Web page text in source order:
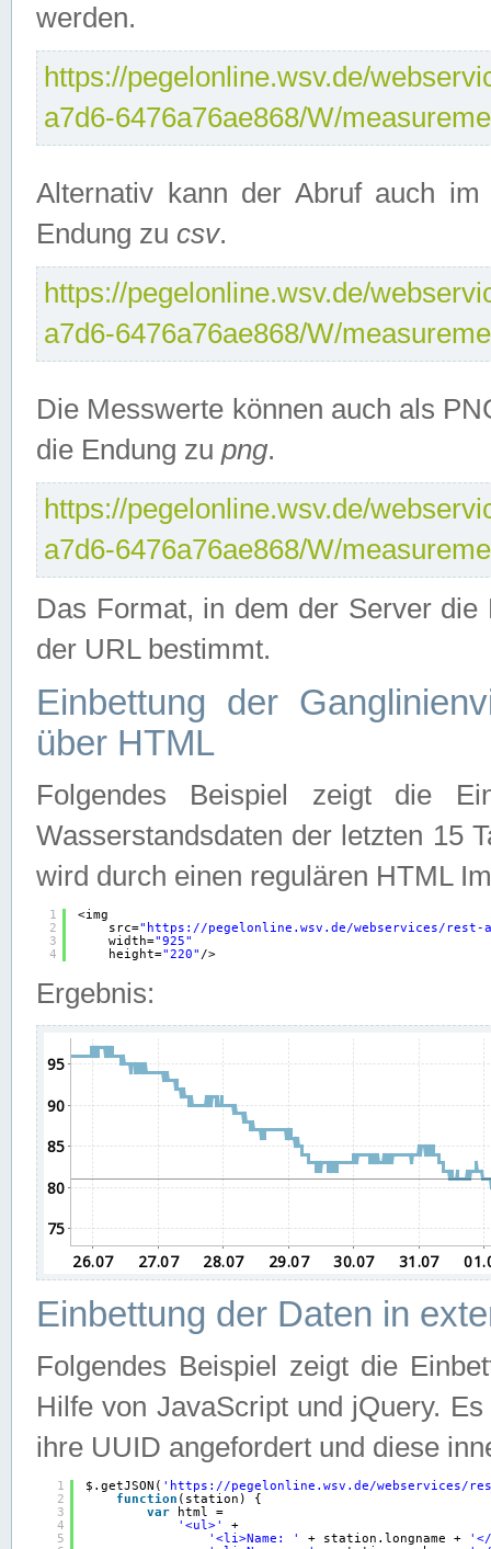
werden.
https://pegelonline.wsv.de/
a7d6-6476a76ae868/W/
Alternativ kann der Abruf auch
Endung zu csv.
https://pegelonline.wsv.de/
a7d6-6476a76ae868/W/
Die Messwerte können auch als
die Endung zu png.
https://pegelonline.wsv.de/
a7d6-6476a76ae868/W/
Das Format, in dem der Server
der URL bestimmt.
Einbettung der
über HTML
Folgendes Beispiel zeigt die
Wasserstandsdaten der letzten 15
wird durch einen regulären HTML
1
2
3
4
<img
src=" https://pegelonline.wsv.de/webservices/rest-
width="925"
height="220" />
Ergebnis:
Einbettung der Daten in
Folgendes Beispiel zeigt die
Hilfe von JavaScript und jQuery.
ihre UUID angefordert und diese
1
2
3
4
5
$.getJSON( ' https://pegelonline.wsv.de/webservices/
function (station) {
var
html =
'<ul>'
+
'<li>Name: '
+ station.longname +